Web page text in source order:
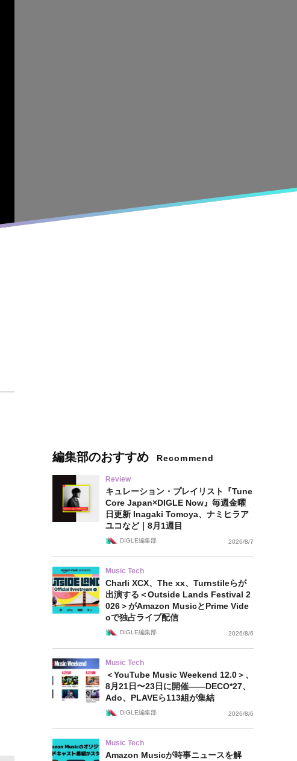
編集部のおすすめ Recommend
Review
キュレーション・プレイリスト『Tune
Core Japan×DIGLE Now』毎週金曜
日更新 Inagaki Tomoya、ナミヒラア
ユコなど｜8月1週目
DIGLE編集部 2026/8/7
Music Tech
Charli XCX、The xx、Turnstileらが
出演する＜Outside Lands Festival 2
026＞がAmazon MusicとPrime Vide
oで独占ライブ配信
DIGLE編集部 2026/8/6
Music Tech
＜YouTube Music Weekend 12.0＞、
8月21日〜23日に開催——DECO*27、
Ado、PLAVEら113組が集結
DIGLE編集部 2026/8/6
Music Tech
Amazon Musicが時事ニュースを解